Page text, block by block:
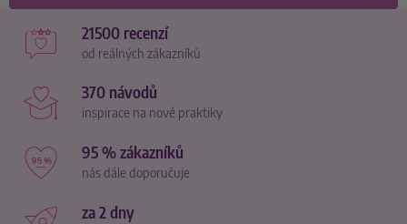
21500 recenzí
od reálných zákazníků
370 návodů
inspirace na nové praktiky
95 % zákazníků
nás dále doporučuje
za 2 dny